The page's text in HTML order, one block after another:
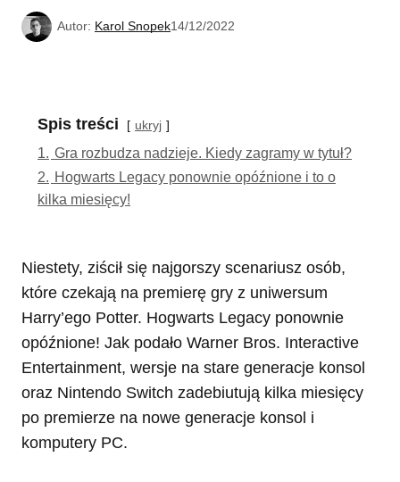
Autor: Karol Snopek14/12/2022
Spis treści ukryj
1. Gra rozbudza nadzieje. Kiedy zagramy w tytuł?
2. Hogwarts Legacy ponownie opóźnione i to o
kilka miesięcy!
Niestety, ziścił się najgorszy scenariusz osób,
które czekają na premierę gry z uniwersum
Harry’ego Potter. Hogwarts Legacy ponownie
opóźnione! Jak podało Warner Bros. Interactive
Entertainment, wersje na stare generacje konsol
oraz Nintendo Switch zadebiutują kilka miesięcy
po premierze na nowe generacje konsol i
komputery PC.